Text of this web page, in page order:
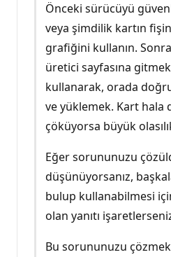
Önceki sürücüyü
veya şimdilik kartın
grafiğini kullanın.
üretici sayfasına
kullanarak, orada
ve yüklemek. Kart hala
çöküyorsa büyük
Eğer sorununuzu
düşünüyorsanız,
bulup kullanabilmesi
olan yanıtı
Bu sorununuzu